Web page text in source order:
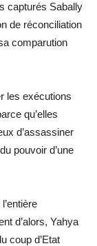
capturés Sabally
de réconciliation
comparution
les exécutions
qu’elles
d’assassiner
pouvoir d’une
d’alors, Yahya
coup d’Etat